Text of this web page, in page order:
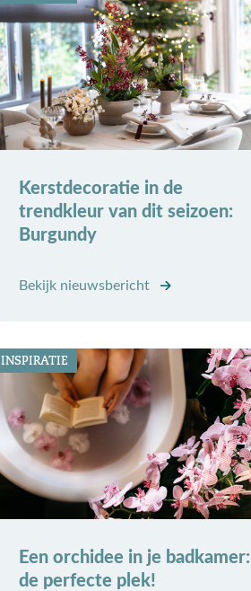
Kerstdecoratie in de
trendkleur van dit seizoen:
Burgundy
Bekijk nieuwsbericht
INSPIRATIE
Een orchidee in je badkamer:
de perfecte plek!